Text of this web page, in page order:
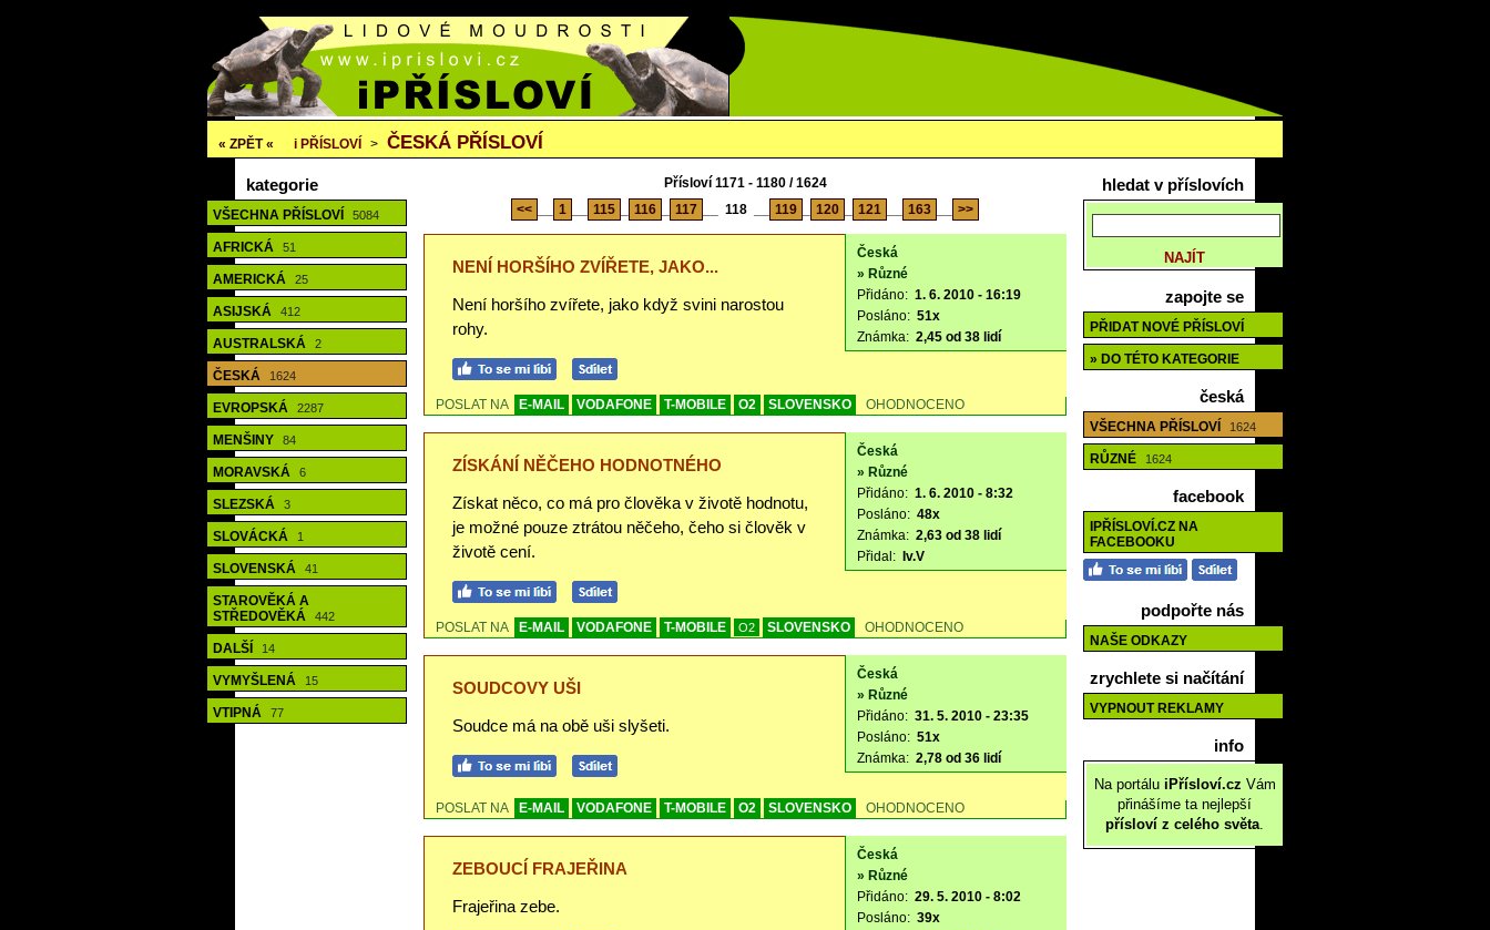
« ZPĚT « i PŘÍSLOVÍ > ČESKÁ PŘÍSLOVÍ
kategorie
VŠECHNA PŘÍSLOVÍ 5084
AFRICKÁ 51
AMERICKÁ 25
ASIJSKÁ 412
AUSTRALSKÁ 2
ČESKÁ 1624
EVROPSKÁ 2287
MENŠINY 84
MORAVSKÁ 6
SLEZSKÁ 3
SLOVÁCKÁ 1
SLOVENSKÁ 41
STAROVĚKÁ A
STŘEDOVĚKÁ
442
DALŠÍ 14
VYMYŠLENÁ 15
VTIPNÁ 77
Přísloví 1171 - 1180 / 1624
<<
1 115 116 117 118 119 120 121 163 >>
NENÍ HORŠÍHO ZVÍŘETE, JAKO...
Není horšího zvířete, jako když svini narostou
rohy.
Česká
» Různé
Přidáno: 1. 6. 2010 - 16:19
Posláno: 51x
Známka: 2,45 od 38 lidí
POSLAT NA E-MAIL VODAFONE T-MOBILE O2 SLOVENSKO OHODNOCENO
ZÍSKÁNÍ NĚČEHO HODNOTNÉHO
Získat něco, co má pro člověka v životě hodnotu,
je možné pouze ztrátou něčeho, čeho si člověk v
životě cení.
Česká
» Různé
Přidáno: 1. 6. 2010 - 8:32
Posláno: 48x
Známka: 2,63 od 38 lidí
Přidal:
Iv.V
POSLAT NA E-MAIL VODAFONE T-MOBILE O2 SLOVENSKO OHODNOCENO
SOUDCOVY UŠI
Soudce má na obě uši slyšeti.
Česká
» Různé
Přidáno: 31. 5. 2010 - 23:35
Posláno: 51x
Známka: 2,78 od 36 lidí
POSLAT NA E-MAIL VODAFONE T-MOBILE O2 SLOVENSKO OHODNOCENO
ZEBOUCÍ FRAJEŘINA
Frajeřina zebe.
Česká
» Různé
Přidáno: 29. 5. 2010 - 8:02
Posláno: 39x
hledat v příslovích
zapojte se
PŘIDAT NOVÉ PŘÍSLOVÍ
» DO TÉTO KATEGORIE
česká
VŠECHNA PŘÍSLOVÍ 1624
RŮZNÉ 1624
facebook
IPŘÍSLOVÍ.CZ NA
FACEBOOKU
podpořte nás
NAŠE ODKAZY
zrychlete si načítání
VYPNOUT REKLAMY
info
Na portálu iPřísloví.cz Vám
přinášíme ta nejlepší
přísloví z celého světa.